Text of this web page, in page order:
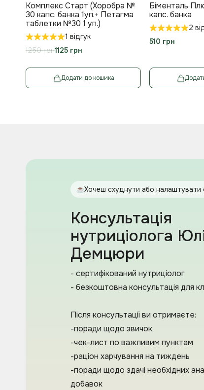
Комплекс Старт (Хоробра №
30 капс. банка 1уп.+ Петагма
таблетки №30 1 уп.)
1 відгук
1125 грн
Додати до кошика
Біменталь
капс. банка
2
510 грн
Хочеш схуднути або налаштувати
Консультація
нутриціолога
Демцюри
- сертифікований нутриціолог
- безкоштовна консультація для
Після консультації ви отримаєте:
-поради щодо звичок
-чек-лист по важливим пунктам
-раціон харчування на тиждень
-поради щодо здачі необхідних
добавок